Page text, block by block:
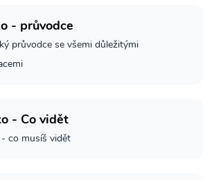
- průvodce
průvodce se všemi důležitými
- Co vidět
co musíš vidět